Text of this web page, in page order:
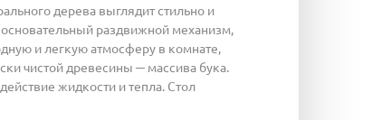
дерева выглядит стильно и
раздвижной механизм,
и легкую атмосферу в комнате,
чистой древесины ─ массива бука.
жидкости и тепла. Стол